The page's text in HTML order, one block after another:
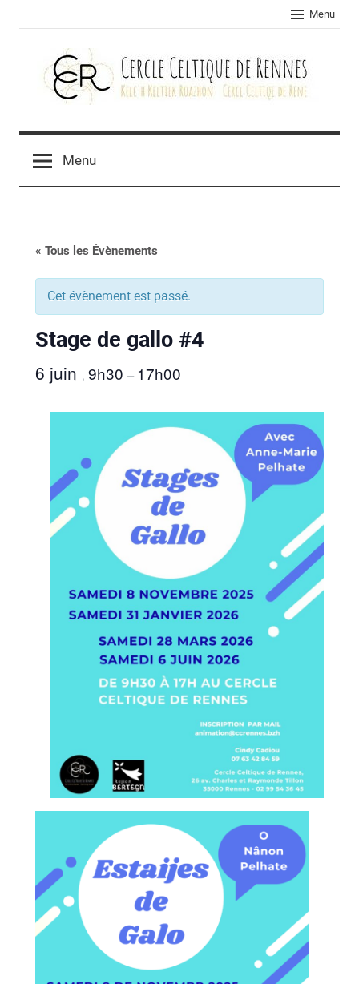
Menu
Cercle
celtique
Rennes
Menu
« Tous les Évènements
Cet évènement est passé.
Stage de gallo #4
6 juin , 9h30 – 17h00